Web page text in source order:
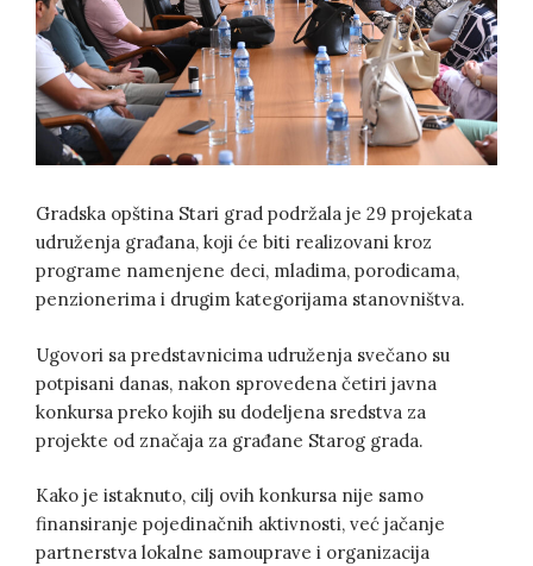
Gradska opština Stari grad podržala je 29 projekata
udruženja građana, koji će biti realizovani kroz
programe namenjene deci, mladima, porodicama,
penzionerima i drugim kategorijama stanovništva.
Ugovori sa predstavnicima udruženja svečano su
potpisani danas, nakon sprovedena četiri javna
konkursa preko kojih su dodeljena sredstva za
projekte od značaja za građane Starog grada.
Kako je istaknuto, cilj ovih konkursa nije samo
finansiranje pojedinačnih aktivnosti, već jačanje
partnerstva lokalne samouprave i organizacija